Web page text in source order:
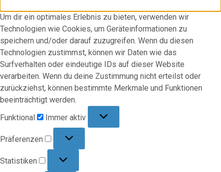
Um dir ein optimales Erlebnis zu bieten, verwenden wir
Technologien wie Cookies, um Geräteinformationen zu
speichern und/oder darauf zuzugreifen. Wenn du diesen
Technologien zustimmst, können wir Daten wie das
Surfverhalten oder eindeutige IDs auf dieser Website
verarbeiten. Wenn du deine Zustimmung nicht erteilst oder
zurückziehst, können bestimmte Merkmale und Funktionen
beeinträchtigt werden.
Funktional
Immer aktiv
Präferenzen
Statistiken